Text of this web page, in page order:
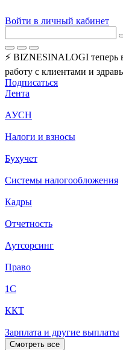
Войти в личный кабинет
⚡ BIZNESINALOGI
работу с клиентами и
Подписаться
Лента
АУСН
Налоги и взносы
Бухучет
Системы налогообложения
Кадры
Отчетность
Аутсорсинг
Право
1С
ККТ
Зарплата и другие выплаты
Смотреть все